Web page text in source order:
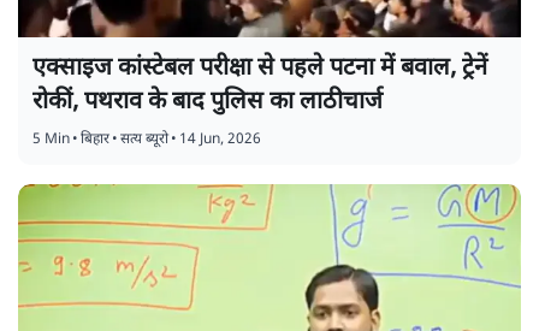
एक्साइज कांस्टेबल परीक्षा से पहले पटना में बवाल, ट्रेनें
रोकीं, पथराव के बाद पुलिस का लाठीचार्ज
5 Min•बिहार•सत्य ब्यूरो• 14 Jun, 2026